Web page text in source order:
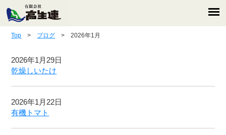
Top > ブログ > 2026年1月
2026年1月29日
乾燥しいたけ
2026年1月22日
有機トマト